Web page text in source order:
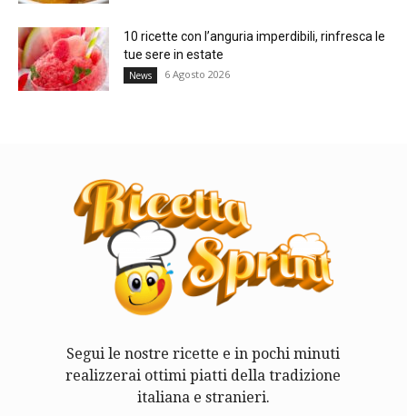
10 ricette con l’anguria imperdibili, rinfresca le
tue sere in estate
News 6 Agosto 2026
Segui le nostre ricette e in pochi minuti
realizzerai ottimi piatti della tradizione
italiana e stranieri.